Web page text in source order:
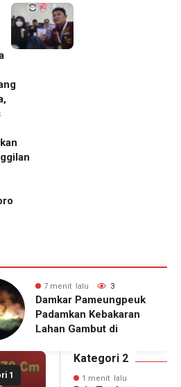
34 menit lalu 4
Sidang Perdata di PN
Semarang Ditunda,
Majelis Hakim
Ulang BPR Artomoro
1
Kategori 2
1 menit lalu